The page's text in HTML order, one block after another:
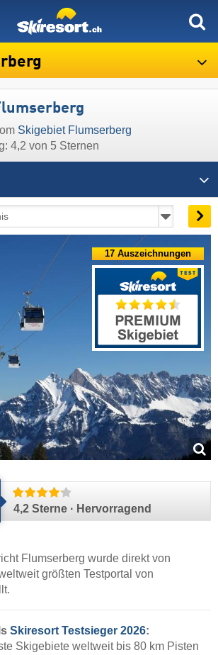
Skigebiet Flumserberg
4,2 von 5 Sternen
4,2 Sterne · Hervorragend
17 Auszeichnungen
Flumserberg wurde direkt von
größten Testportal von
Skiresort Testsieger 2026:
Skigebiete weltweit bis 80 km Pisten